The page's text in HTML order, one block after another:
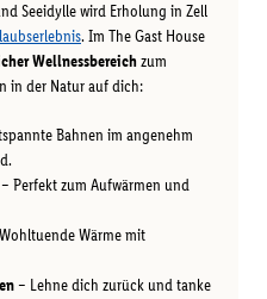
Seeidylle wird Erholung in Zell
. Im The Gast House
Wellnessbereichzum
in der Natur auf dich:
Bahnen im angenehm
– Perfekt zum Aufwärmen und
Wärme mit
– Lehne dich zurück und tanke